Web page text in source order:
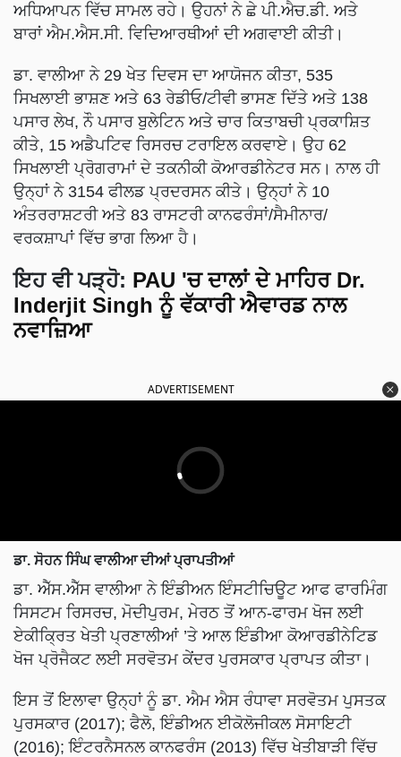
ਅਧਿਆਪਨ ਵਿੱਚ ਸਾਮਲ ਰਹੇ। ਉਹਨਾਂ ਨੇ ਛੇ ਪੀ.ਐਚ.ਡੀ. ਅਤੇ
ਬਾਰਾਂ ਐਮ.ਐਸ.ਸੀ. ਵਿਦਿਆਰਥੀਆਂ ਦੀ ਅਗਵਾਈ ਕੀਤੀ।
ਡਾ. ਵਾਲੀਆ ਨੇ 29 ਖੇਤ ਦਿਵਸ ਦਾ ਆਯੋਜਨ ਕੀਤਾ, 535
ਸਿਖਲਾਈ ਭਾਸ਼ਣ ਅਤੇ 63 ਰੇਡੀਓ/ਟੀਵੀ ਭਾਸਣ ਦਿੱਤੇ ਅਤੇ 138
ਪਸਾਰ ਲੇਖ, ਨੌ ਪਸਾਰ ਬੁਲੇਟਿਨ ਅਤੇ ਚਾਰ ਕਿਤਾਬਚੀ ਪ੍ਰਕਾਸ਼ਿਤ
ਕੀਤੇ, 15 ਅਡੈਪਟਿਵ ਰਿਸਰਚ ਟਰਾਇਲ ਕਰਵਾਏ। ਉਹ 62
ਸਿਖਲਾਈ ਪ੍ਰੋਗਰਾਮਾਂ ਦੇ ਤਕਨੀਕੀ ਕੋਆਰਡੀਨੇਟਰ ਸਨ। ਨਾਲ ਹੀ
ਉਨ੍ਹਾਂ ਨੇ 3154 ਫੀਲਡ ਪ੍ਰਦਰਸਨ ਕੀਤੇ। ਉਨ੍ਹਾਂ ਨੇ 10
ਅੰਤਰਰਾਸ਼ਟਰੀ ਅਤੇ 83 ਰਾਸਟਰੀ ਕਾਨਫਰੰਸਾਂ/ਸੈਮੀਨਾਰ/
ਵਰਕਸ਼ਾਪਾਂ ਵਿੱਚ ਭਾਗ ਲਿਆ ਹੈ।
ਇਹ ਵੀ ਪੜ੍ਹੋ: PAU 'ਚ ਦਾਲਾਂ ਦੇ ਮਾਹਿਰ Dr.
Inderjit Singh ਨੂੰ ਵੱਕਾਰੀ ਐਵਾਰਡ ਨਾਲ
ਨਵਾਜ਼ਿਆ
ਡਾ. ਐੱਸ.ਐੱਸ ਵਾਲੀਆ ਨੇ ਇੰਡੀਅਨ ਇੰਸਟੀਚਿਊਟ ਆਫ ਫਾਰਮਿੰਗ
ਸਿਸਟਮ ਰਿਸਰਚ, ਮੋਦੀਪੁਰਮ, ਮੇਰਠ ਤੋਂ ਆਨ-ਫਾਰਮ ਖੋਜ ਲਈ
ਏਕੀਕਿ੍ਰਤ ਖੇਤੀ ਪ੍ਰਣਾਲੀਆਂ ’ਤੇ ਆਲ ਇੰਡੀਆ ਕੋਆਰਡੀਨੇਟਿਡ
ਖੋਜ ਪ੍ਰੋਜੈਕਟ ਲਈ ਸਰਵੋਤਮ ਕੇਂਦਰ ਪੁਰਸਕਾਰ ਪ੍ਰਾਪਤ ਕੀਤਾ।
ਇਸ ਤੋਂ ਇਲਾਵਾ ਉਨ੍ਹਾਂ ਨੂੰ ਡਾ. ਐਮ ਐਸ ਰੰਧਾਵਾ ਸਰਵੋਤਮ ਪੁਸਤਕ
ਪੁਰਸਕਾਰ (2017); ਫੈਲੋ, ਇੰਡੀਅਨ ਈਕੋਲੋਜੀਕਲ ਸੋਸਾਇਟੀ
(2016); ਇੰਟਰਨੈਸਨਲ ਕਾਨਫਰੰਸ (2013) ਵਿੱਚ ਖੇਤੀਬਾੜੀ ਵਿੱਚ
ਹਾਲੀਆ ਵਿਕਾਸ ਸੁਸਾਇਟੀ ਤੋਂ ਗੋਲਡ ਮੈਡਲ; “ਪੰਜਾਬ ਲਈ ਚੌਲਾਂ-